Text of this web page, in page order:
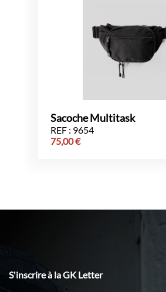
Sacoche Multitask
REF : 9654
75,00€
S'inscrire à la GK Letter